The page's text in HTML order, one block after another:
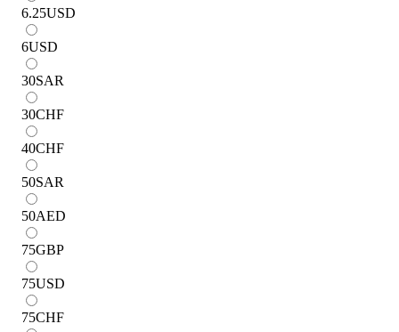
6.25USD
6USD
30SAR
30CHF
40CHF
50SAR
50AED
75GBP
75USD
75CHF